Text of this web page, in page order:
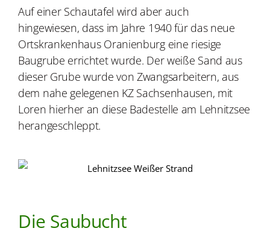
Auf einer Schautafel wird aber auch
hingewiesen, dass im Jahre 1940 für das neue
Ortskrankenhaus Oranienburg eine riesige
Baugrube errichtet wurde. Der weiße Sand aus
dieser Grube wurde von Zwangsarbeitern, aus
dem nahe gelegenen KZ Sachsenhausen, mit
Loren hierher an diese Badestelle am Lehnitzsee
herangeschleppt.
Die Saubucht